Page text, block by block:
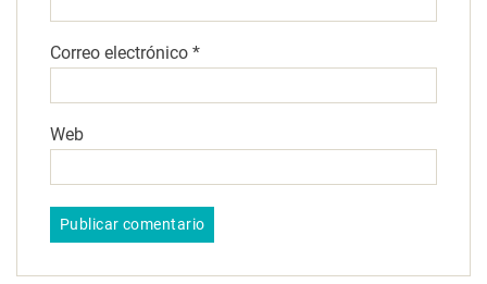
Correo electrónico *
Web